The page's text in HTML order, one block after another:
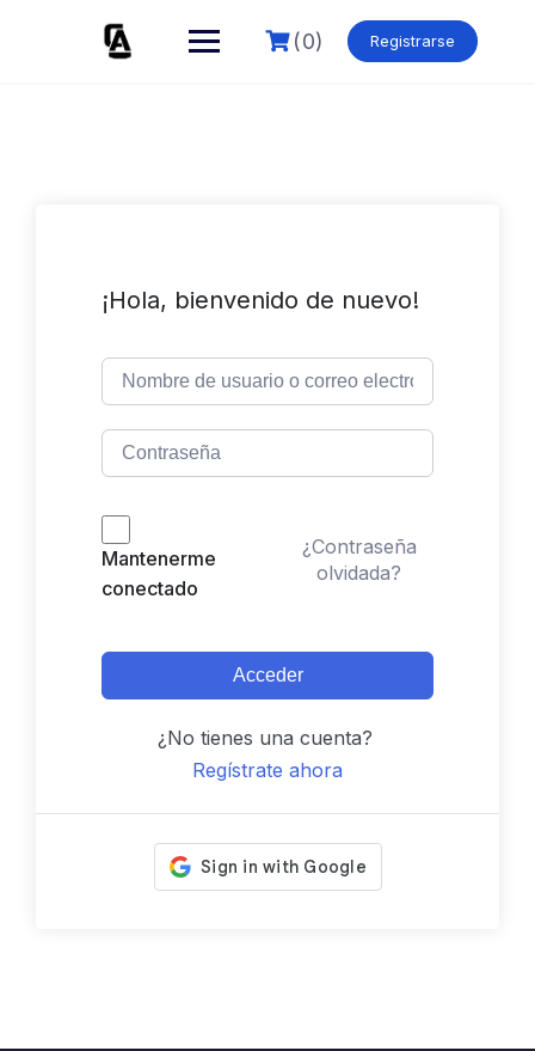
(0) Registrarse
¡Hola, bienvenido de nuevo!
Mantenerme
conectado
¿Contraseña
olvidada?
Acceder
¿No tienes una cuenta?
Regístrate ahora